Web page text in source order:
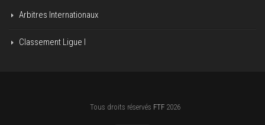
Arbitres Internationaux
Classement Ligue I
Tous droits réservés FTF 2026